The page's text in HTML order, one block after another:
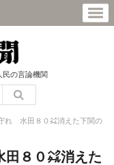
民の言論機関
れ 水田８０㌶消えた下関の
８０㌶消えた